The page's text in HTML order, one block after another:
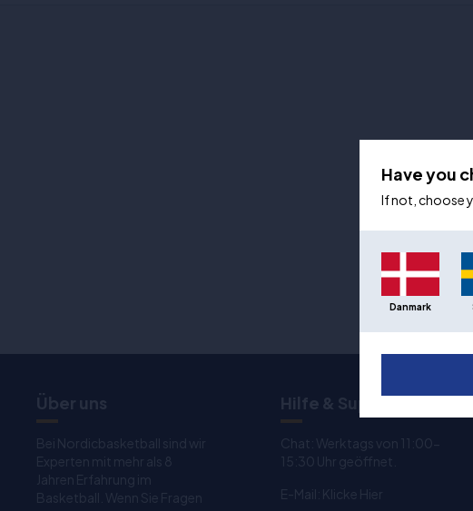
Sie
Über uns
Bei Nordicbasketball sind wir
Experten mit mehr als 8
Jahren Erfahrung im
Basketball. Wenn Sie Fragen
Hilfe & Support
Chat: Werktags von 11:00-
15:30 Uhr geöffnet.
E-Mail: Klicke Hier
Have you
If not, choose
Danmark